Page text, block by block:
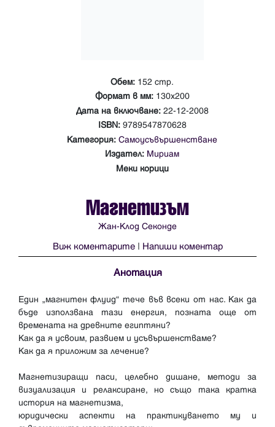
Обем: 152 стр.
Формат в мм: 130х200
Дата на включване: 22-12-2008
ISBN: 9789547870628
Категория: Самоусъвършенстване
Издател: Мириам
Меки корици
Магнетизъм
Жан-Клод Секонде
Виж коментарите | Напиши коментар
Анотация
Един „магнитен флуид“ тече във всеки от нас. Как да
бъде използвана тази енергия, позната още от
времената на древните египтяни?
Как да я усвоим, развием и усъвършенстваме?
Как да я приложим за лечение?
Магнетизиращи паси, целебно дишане, методи за
визуализация и релаксиране, но също така кратка
история на магнетизма,
юридически аспекти на практикуването му и